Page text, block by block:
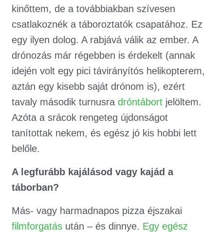
kinőttem, de a továbbiakban szívesen
csatlakoznék a táboroztatók csapatához. Ez
egy ilyen dolog. A rabjává válik az ember. A
drónozás már régebben is érdekelt (annak
idején volt egy pici távirányítós helikopterem,
aztán egy kisebb saját drónom is), ezért
tavaly második turnusra dróntábort jelöltem.
Azóta a srácok rengeteg újdonságot
tanítottak nekem, és egész jó kis hobbi lett
belőle.
A legfurább kajálásod vagy kajád a
táborban?
Más- vagy harmadnapos pizza éjszakai
filmforgatás után – és dinnye. Egy egész